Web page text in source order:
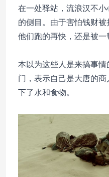
在一处驿站，流浪汉不小
的侧目。由于害怕钱财
他们跑的再快，还是被
本以为这些人是来搞事
门，表示自己是大唐的
下了水和食物。